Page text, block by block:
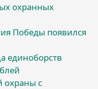
охранных
Победы появился
единоборств
охраны с